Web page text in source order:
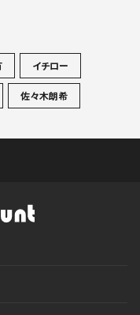
イチロー
佐々木朗希